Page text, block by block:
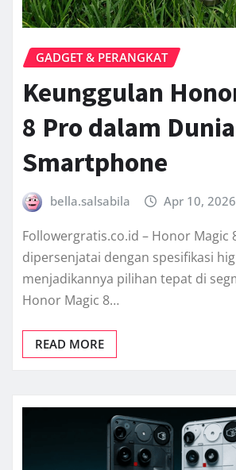
GADGET & PERANGKAT
Keunggulan
8 Pro dalam Dunia
Smartphone
bella.salsabila Apr 10, 2026
Followergratis.co.id – Honor Magic
dipersenjatai dengan spesifikasi
menjadikannya pilihan tepat di
Honor Magic 8…
READ MORE